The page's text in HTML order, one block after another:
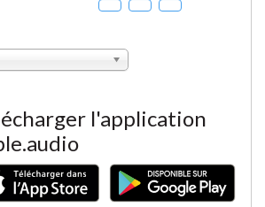
l'application